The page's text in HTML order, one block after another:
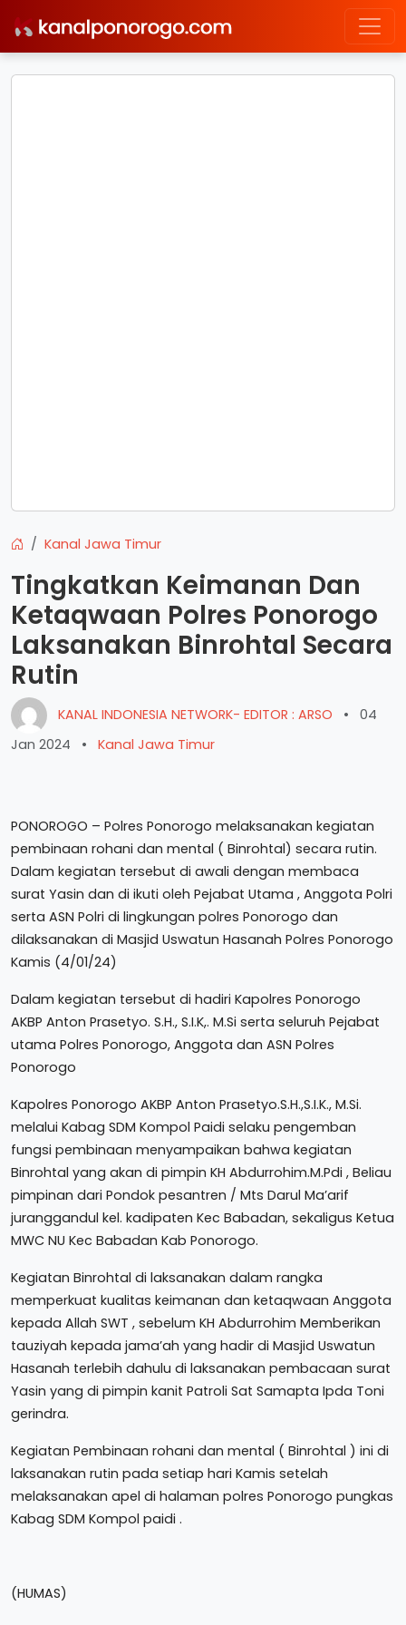
Kanal Jawa Timur
Tingkatkan Keimanan Dan
Ketaqwaan Polres Ponorogo
Laksanakan Binrohtal Secara
Rutin
KANAL INDONESIA NETWORK- EDITOR : ARSO •
04
Jan 2024
• Kanal Jawa Timur
PONOROGO – Polres Ponorogo melaksanakan kegiatan
pembinaan rohani dan mental ( Binrohtal) secara rutin.
Dalam kegiatan tersebut di awali dengan membaca
surat Yasin dan di ikuti oleh Pejabat Utama , Anggota Polri
serta ASN Polri di lingkungan polres Ponorogo dan
dilaksanakan di Masjid Uswatun Hasanah Polres Ponorogo
Kamis (4/01/24)
Dalam kegiatan tersebut di hadiri Kapolres Ponorogo
AKBP Anton Prasetyo. S.H., S.I.K,. M.Si serta seluruh Pejabat
utama Polres Ponorogo, Anggota dan ASN Polres
Ponorogo
Kapolres Ponorogo AKBP Anton Prasetyo.S.H.,S.I.K., M.Si.
melalui Kabag SDM Kompol Paidi selaku pengemban
fungsi pembinaan menyampaikan bahwa kegiatan
Binrohtal yang akan di pimpin KH Abdurrohim.M.Pdi , Beliau
pimpinan dari Pondok pesantren / Mts Darul Ma’arif
juranggandul kel. kadipaten Kec Babadan, sekaligus Ketua
MWC NU Kec Babadan Kab Ponorogo.
Kegiatan Binrohtal di laksanakan dalam rangka
memperkuat kualitas keimanan dan ketaqwaan Anggota
kepada Allah SWT , sebelum KH Abdurrohim Memberikan
tauziyah kepada jama’ah yang hadir di Masjid Uswatun
Hasanah terlebih dahulu di laksanakan pembacaan surat
Yasin yang di pimpin kanit Patroli Sat Samapta Ipda Toni
gerindra.
Kegiatan Pembinaan rohani dan mental ( Binrohtal ) ini di
laksanakan rutin pada setiap hari Kamis setelah
melaksanakan apel di halaman polres Ponorogo pungkas
Kabag SDM Kompol paidi .
(HUMAS)